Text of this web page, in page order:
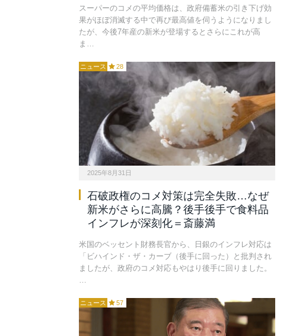
スーパーのコメの平均価格は、政府備蓄米の引き下げ効
果がほぼ消滅する中で再び最高値を伺うようになりまし
たが、今後7年産の新米が登場するとさらにこれが高
ま…
ニュース 28
2025年8月31日
石破政権のコメ対策は完全失敗…なぜ
新米がさらに高騰？後手後手で食料品
インフレが深刻化＝斎藤満
米国のベッセント財務長官から、日銀のインフレ対応は
「ビハインド・ザ・カーブ（後手に回った）と批判され
ましたが、政府のコメ対応もやはり後手に回りました。
ニュース 57